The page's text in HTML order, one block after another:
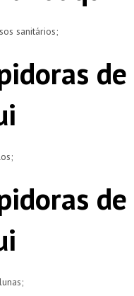
sanitários;